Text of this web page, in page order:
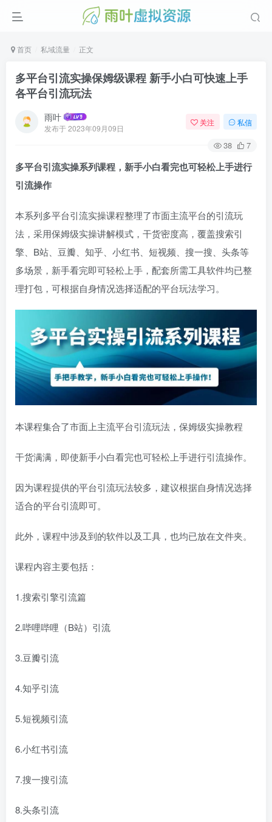
首页 私域流量 正文
多平台引流实操保姆级课程 新手小白可快速上手
各平台引流玩法
雨叶
发布于2023年09月09日
关注 私信
38 7
多平台引流实操系列课程，新手小白看完也可轻松上手进行
引流操作
本系列多平台引流实操课程整理了市面主流平台的引流玩
法，采用保姆级实操讲解模式，干货密度高，覆盖搜索引
擎、B站、豆瓣、知乎、小红书、短视频、搜一搜、头条等
多场景，新手看完即可轻松上手，配套所需工具软件均已整
理打包，可根据自身情况选择适配的平台玩法学习。
本课程集合了市面上主流平台引流玩法，保姆级实操教程
干货满满，即使新手小白看完也可轻松上手进行引流操作。
因为课程提供的平台引流玩法较多，建议根据自身情况选择
适合的平台引流即可。
此外，课程中涉及到的软件以及工具，也均已放在文件夹。
课程内容主要包括：
1.搜索引擎引流篇
2.哔哩哔哩（B站）引流
3.豆瓣引流
4.知乎引流
5.短视频引流
6.小红书引流
7.搜一搜引流
8.头条引流